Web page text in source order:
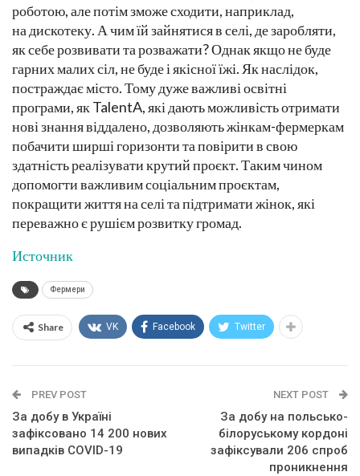
роботою, але потім зможе сходити, наприклад,
на дискотеку. А чим їй зайнятися в селі, де заробляти,
як себе розвивати та розважати? Однак якщо не буде
гарних малих сіл, не буде і якісної їжі. Як наслідок,
постраждає місто. Тому дуже важливі освітні
програми, як TalentA, які дають можливість отримати
нові знання віддалено, дозволяють жінкам-фермеркам
побачити ширші горизонти та повірити в свою
здатність реалізувати крутий проєкт. Таким чином
допомогти важливим соціальним проєктам,
покращити життя на селі та підтримати жінок, які
переважно є рушієм розвитку громад.
Источник
Фермери
Share VK Facebook Twitter
PREV POST
За добу в Україні
зафіксовано 14 200 нових
випадків COVID-19
NEXT POST
За добу на польсько-
білоруському кордоні
зафіксували 206 спроб
проникнення